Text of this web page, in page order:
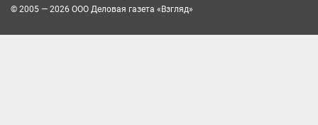
© 2005 — 2026 ООО Деловая газета «Взгляд»